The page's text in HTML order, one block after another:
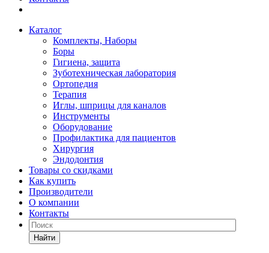
Каталог
Комплекты, Наборы
Боры
Гигиена, защита
Зуботехническая лаборатория
Ортопедия
Терапия
Иглы, шприцы для каналов
Инструменты
Оборудование
Профилактика для пациентов
Хирургия
Эндодонтия
Товары со скидками
Как купить
Производители
О компании
Контакты
Найти